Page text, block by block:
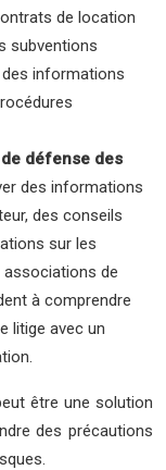
de location
subventions
informations
défense des
des informations
des conseils
sur les
associations de
à comprendre
litige avec un
être une solution
des précautions